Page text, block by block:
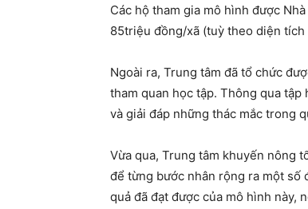
Các hộ tham gia mô hình được
85triệu đồng/xã (tuỳ theo diện
Ngoài ra, Trung tâm đã tổ chức
tham quan học tập. Thông qua
và giải đáp những thác mắc trong
Vừa qua, Trung tâm khuyến nông
để từng bước nhân rộng ra một số
quả đã đạt được của mô hình này,